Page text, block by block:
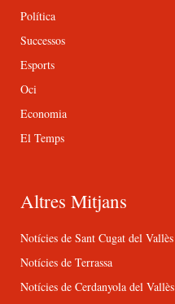
Política
Successos
Esports
Oci
Economia
El Temps
Altres Mitjans
Notícies de Sant Cugat del Vallès
Notícies de Terrassa
Notícies de Cerdanyola del Vallès